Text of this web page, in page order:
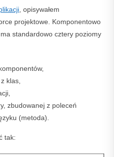
, opisywałem
projektowe. Komponentowo
standardowo cztery poziomy
klas,
zbudowanej z poleceń
(metoda).
tak: